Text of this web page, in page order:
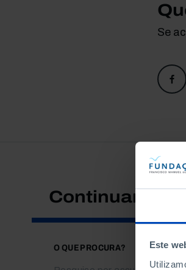
Este
Se
Continuar a
O QUE PROCURA?